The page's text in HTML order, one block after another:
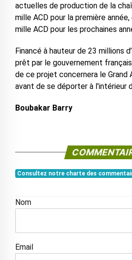
actuelles de production de la
mille ACD pour la première
mille ACD pour les prochaines
Financé à hauteur de 23 millions
prêt par le gouvernement
de ce projet concernera le Grand
avant de se déporter à l'intérieur
Boubakar Barry
Consultez notre charte des
Nom
Email